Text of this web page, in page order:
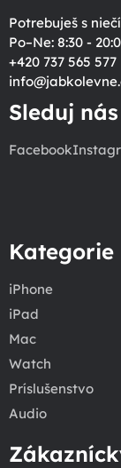
Potrebuješ s
Po–Ne: 8:30 -
+420 737 565 577
info@
Sleduj nás
Facebook
Kategorie
iPhone
iPad
Mac
Watch
Príslušenstvo
Audio